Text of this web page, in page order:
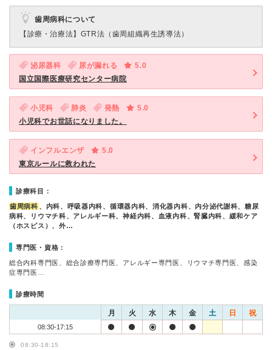
歯周病科について
【診療・治療法】 GTR法（歯周組織再生誘導法）
泌尿器科 尿が漏れる
5.0
国立国際医療研究センター病院
小児科 肺炎 発熱
5.0
小児科でお世話になりました。
インフルエンザ
5.0
東京ルールに救われた
診療科目：
歯周病科 、内科、呼吸器内科、循環器内科、消化器内科、内分泌代謝科、糖尿
病科、リウマチ科、アレルギー科、神経内科、血液内科、腎臓内科、緩和ケア
（ホスピス）、外…
専門医・資格：
総合内科専門医、総合診療専門医、アレルギー専門医、リウマチ専門医、感染
症専門医…
診療時間
月 火 水 木 金 土 日 祝
08:30-17:15
08:30-18:15